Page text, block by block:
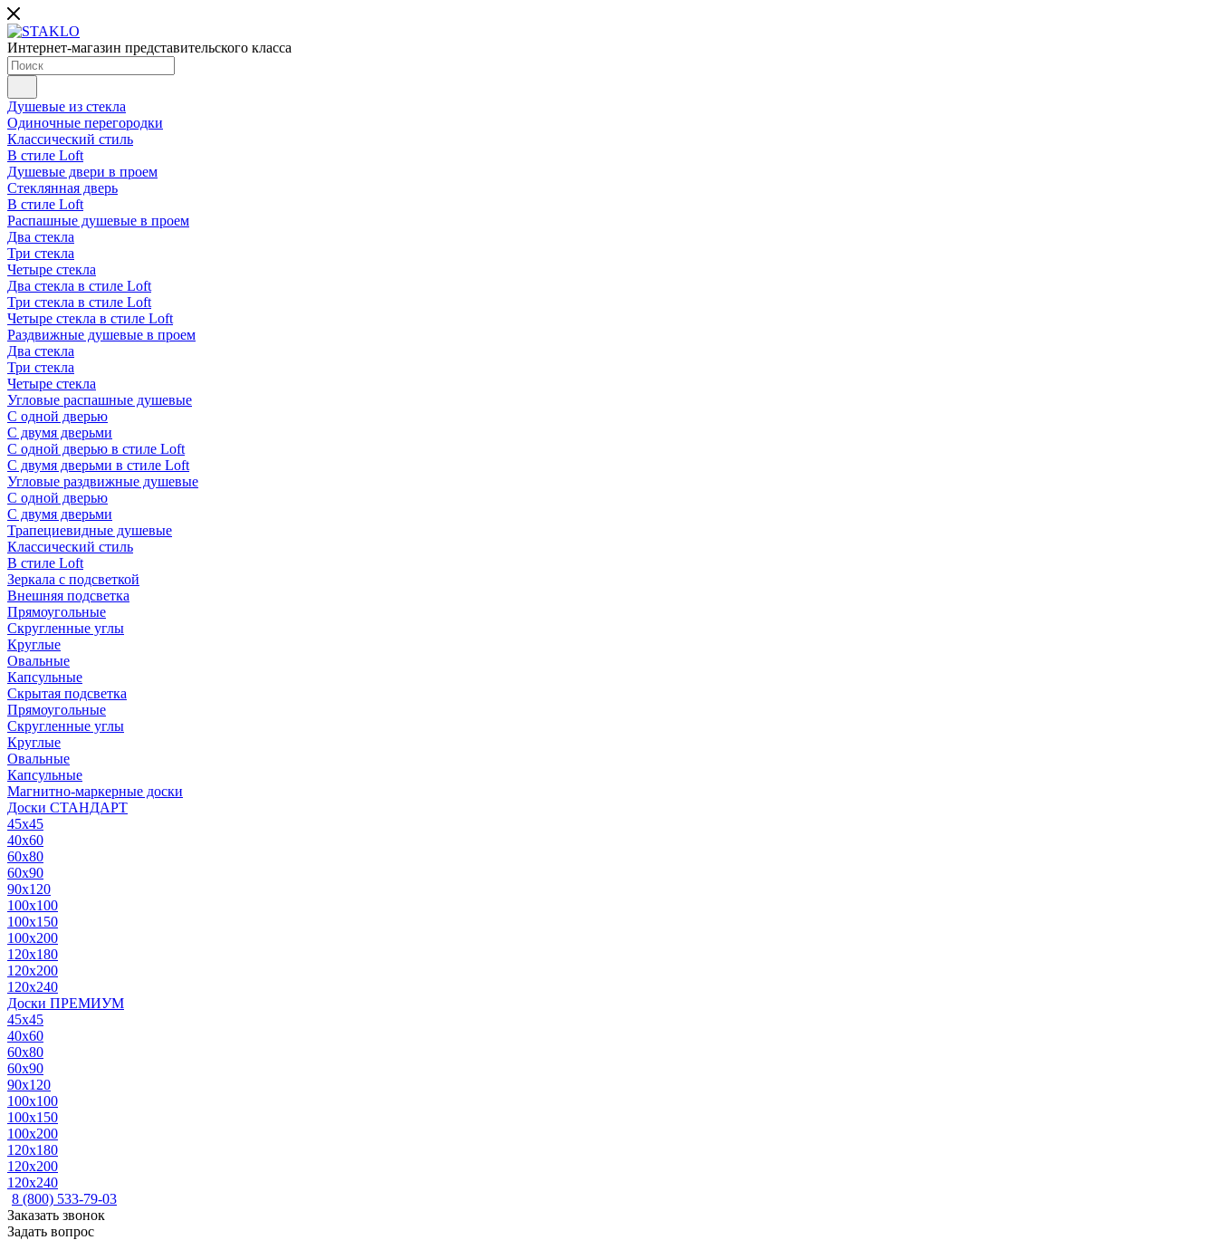
Интернет-магазин представительского класса
Душевые из стекла
Одиночные перегородки
Классический стиль
В стиле Loft
Душевые двери в проем
Стеклянная дверь
В стиле Loft
Распашные душевые в проем
Два стекла
Три стекла
Четыре стекла
Два стекла в стиле Loft
Три стекла в стиле Loft
Четыре стекла в стиле Loft
Раздвижные душевые в проем
Два стекла
Три стекла
Четыре стекла
Угловые распашные душевые
С одной дверью
С двумя дверьми
С одной дверью в стиле Loft
С двумя дверьми в стиле Loft
Угловые раздвижные душевые
С одной дверью
С двумя дверьми
Трапециевидные душевые
Классический стиль
В стиле Loft
Зеркала с подсветкой
Внешняя подсветка
Прямоугольные
Скругленные углы
Круглые
Овальные
Капсульные
Скрытая подсветка
Прямоугольные
Скругленные углы
Круглые
Овальные
Капсульные
Магнитно-маркерные доски
Доски СТАНДАРТ
45x45
40x60
60x80
60x90
90x120
100x100
100x150
100x200
120x180
120x200
120x240
Доски ПРЕМИУМ
45x45
40x60
60x80
60x90
90x120
100x100
100x150
100x200
120x180
120x200
120x240
8 (800) 533-79-03
Заказать звонок
Задать вопрос